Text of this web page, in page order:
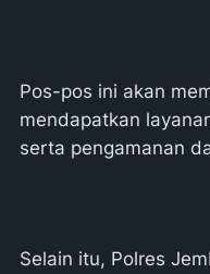
Pos-pos ini akan
mendapatkan
serta pengamanan
Selain itu, Polres